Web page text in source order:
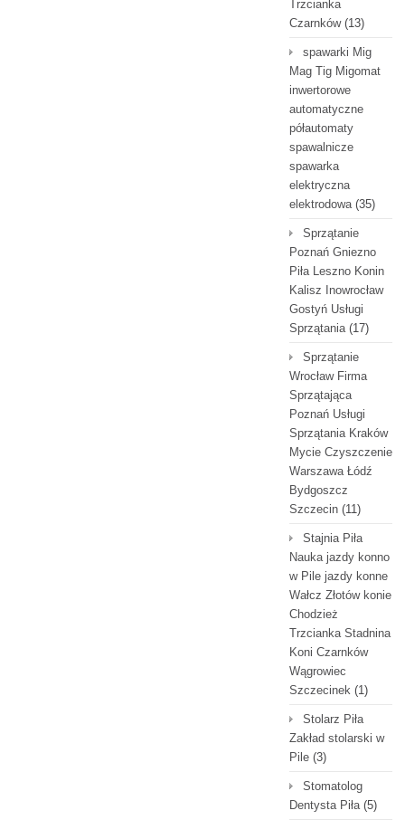
Trzcianka
Czarnków(13)
spawarki Mig
Mag Tig Migomat
inwertorowe
automatyczne
półautomaty
spawalnicze
spawarka
elektryczna
elektrodowa(35)
Sprzątanie
Poznań Gniezno
Piła Leszno Konin
Kalisz Inowrocław
Gostyń Usługi
Sprzątania(17)
Sprzątanie
Wrocław Firma
Sprzątająca
Poznań Usługi
Sprzątania Kraków
Mycie Czyszczenie
Warszawa Łódź
Bydgoszcz
Szczecin (11)
Stajnia Piła
Nauka jazdy konno
w Pile jazdy konne
Wałcz Złotów konie
Chodzież
Trzcianka Stadnina
Koni Czarnków
Wągrowiec
Szczecinek (1)
Stolarz Piła
Zakład stolarski w
Pile (3)
Stomatolog
Dentysta Piła(5)